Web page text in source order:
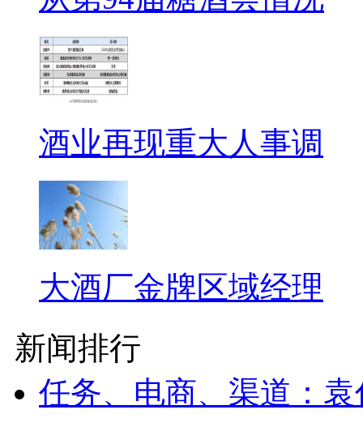
酒业再现重大人事调
大酒厂金牌区域经理
新闻排行
任务、电商、渠道：袁